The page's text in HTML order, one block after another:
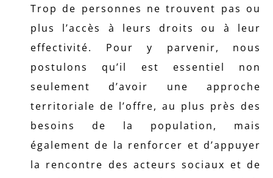
Trop de personnes ne trouvent pas ou
plus l’accès à leurs droits ou à leur
effectivité. Pour y parvenir, nous
postulons qu’il est essentiel non
seulement d’avoir une approche
territoriale de l’offre, au plus près des
besoins de la population, mais
également de la renforcer et d’appuyer
la rencontre des acteurs sociaux et de